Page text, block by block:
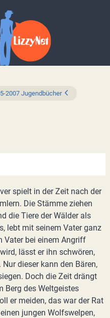
2007 Jugendbücher
spielt in der Zeit nach der
Die Stämme ziehen
die Tiere der Wälder als
lebt mit seinem Vater ganz
Vater bei einem Angriff
lässt er ihn schwören,
dieser kann den Bären,
Doch die Zeit drängt
Berg des Weltgeistes
er meiden, das war der Rat
jungen Wolfswelpen,